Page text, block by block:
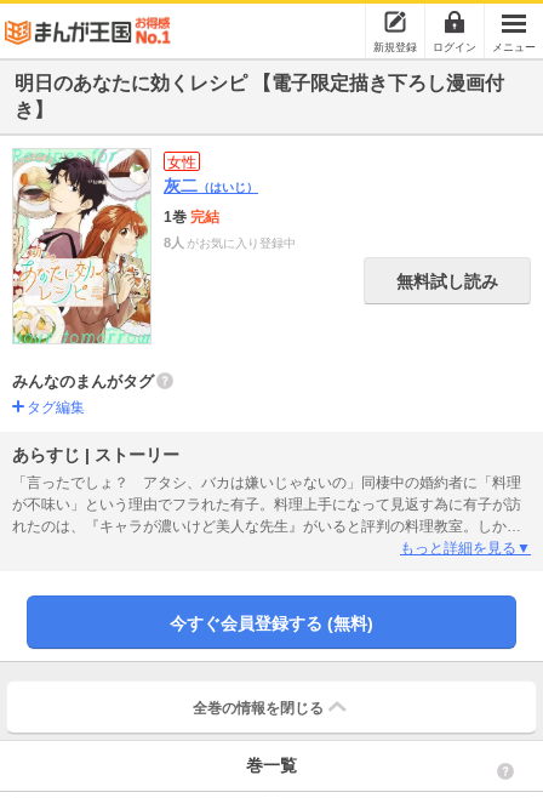
新規登録 ログイン メニュー
明日のあなたに効くレシピ 【電子限定描き下ろし漫画付
き】
女性
灰二 （はいじ）
1巻 完結
8人 がお気に入り登録中
無料試し読み
みんなのまんがタグ
タグ編集
あらすじ | ストーリー
「言ったでしょ？ アタシ、バカは嫌いじゃないの」同棲中の婚約者に「料理
が不味い」という理由でフラれた有子。料理上手になって見返す為に有子が訪
れたのは、『キャラが濃いけど美人な先生』がいると評判の料理教室。しかし
そこにいたのは、サマンサ先生と呼ばれる『イケメン毒舌オネエ』。手厳しい
る」料理を教えてくれるサマンサ先生に有子は―――。【本作品は単話版『明
日のあなたに効くレシピ』1～7話に描き下ろしを加えた電子単行本です】
もっと詳細を見る▼
今すぐ会員登録する (無料)
全巻の情報を 閉じる
巻一覧